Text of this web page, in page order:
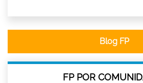
Blog FP
FP POR